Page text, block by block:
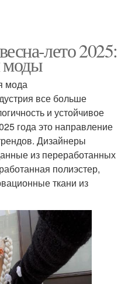
лето 2025:
моды
мода
все больше
и устойчивое
года это направление
Дизайнеры
из переработанных
полиэстер,
ткани из